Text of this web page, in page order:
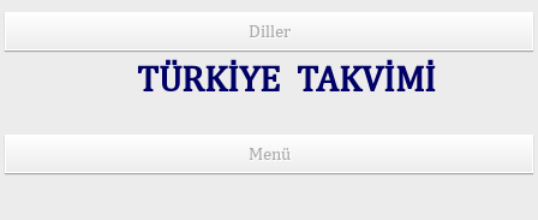
Diller
TÜRKİYE TAKVİMİ
Menü